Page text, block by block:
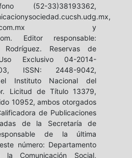
(52-33)38193362,
y
Editor responsable:
Rodríguez. Reservas de
Exclusivo 04-2014-
203, ISSN: 2448-9042,
Instituto Nacional del
Licitud de Título 13379,
10952, ambos otorgados
de Publicaciones
de la Secretaría de
de la última
número: Departamento
Comunicación Social,